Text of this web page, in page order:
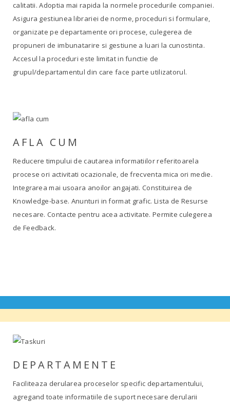
calitatii. Adoptia mai rapida la normele procedurile companiei.
Asigura gestiunea librariei de norme, proceduri si formulare,
organizate pe departamente ori procese, culegerea de
propuneri de imbunatarire si gestiune a luari la cunostinta.
Accesul la proceduri este limitat in functie de
grupul/departamentul din care face parte utilizatorul.
AFLA CUM
Reducere timpului de cautarea informatiilor referitoarela
procese ori activitati ocazionale, de frecventa mica ori medie.
Integrarea mai usoara anoilor angajati. Constituirea de
Knowledge-base. Anunturi in format grafic. Lista de Resurse
necesare. Contacte pentru acea activitate. Permite culegerea
de Feedback.
DEPARTAMENTE
Faciliteaza derularea proceselor specific departamentului,
agregand toate informatiile de suport necesare derularii